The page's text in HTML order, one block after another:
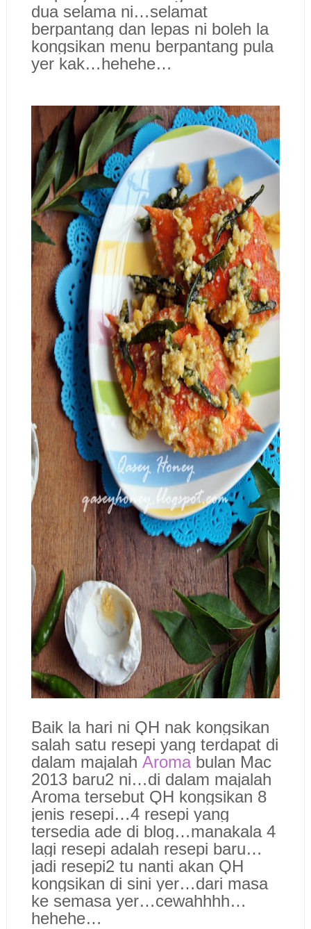
dua selama ni…selamat
berpantang dan lepas ni boleh la
kongsikan menu berpantang pula
yer kak…hehehe…
Baik la hari ni QH nak kongsikan
salah satu resepi yang terdapat di
dalam majalah Aromabulan Mac
2013 baru2 ni…di dalam majalah
Aroma tersebut QH kongsikan 8
jenis resepi…4 resepi yang
tersedia ade di blog…manakala 4
lagi resepi adalah resepi baru…
jadi resepi2 tu nanti akan QH
kongsikan di sini yer…dari masa
ke semasa yer…cewahhhh…
hehehe…